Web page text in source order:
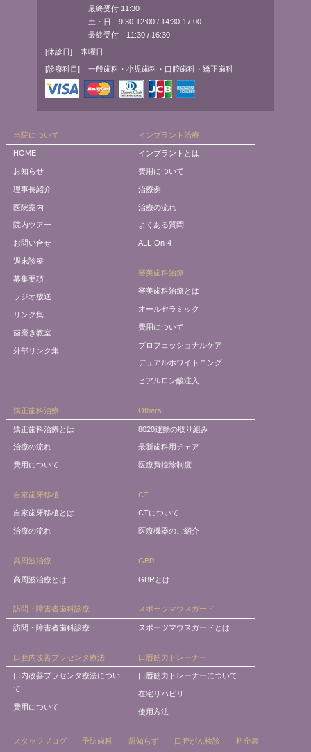
最終受付 11:30
土・日 9:30-12:00 / 14:30-17:00
最終受付 11:30 / 16:30
[休診日] 木曜日
[診療科目] 一般歯科・小児歯科・口腔歯科・矯正歯科
当院について
HOME
お知らせ
理事長紹介
医院案内
院内ツアー
お問い合せ
週末診療
募集要項
ラジオ放送
リンク集
歯磨き教室
外部リンク集
インプラント治療
インプラントとは
費用について
治療例
治療の流れ
よくある質問
ALL-On-4
審美歯科治療
審美歯科治療とは
オールセラミック
費用について
プロフェッショナルケア
デュアルホワイトニング
ヒアルロン酸注入
矯正歯科治療
矯正歯科治療とは
治療の流れ
費用について
Others
8020運動の取り組み
最新歯科用チェア
医療費控除制度
自家歯牙移植
自家歯牙移植とは
治療の流れ
CT
CTについて
医療機器のご紹介
高周波治療
高周波治療とは
GBR
GBRとは
訪問・障害者歯科診療
訪問・障害者歯科診療
スポーツマウスガード
スポーツマウスガードとは
口腔内改善プラセンタ療法
口内改善プラセンタ療法につい
て
費用について
口唇筋力トレーナー
口唇筋力トレーナーについて
在宅リハビリ
使用方法
スタッフブログ 予防歯科 親知らず 口腔がん検診 料金表